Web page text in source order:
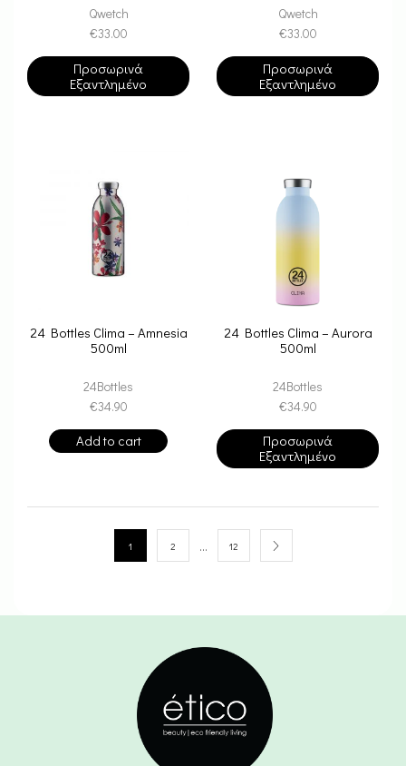
Qwetch
€33.00
Προσωρινά
Εξαντλημένο
Qwetch
€33.00
Προσωρινά
Εξαντλημένο
24 Bottles Clima – Amnesia
500ml
24Bottles
€34.90
Add to cart
24 Bottles Clima – Aurora
500ml
24Bottles
€34.90
Προσωρινά
Εξαντλημένο
1 2 … 12